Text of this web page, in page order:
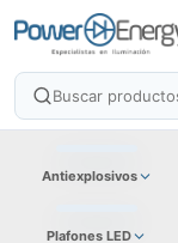
Antiexplosivos
Plafones LED